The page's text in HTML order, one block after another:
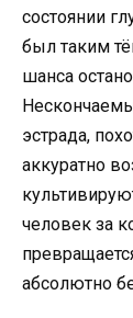
состоянии
был таким
шанса
эстрада,
аккуратно
человек за
абсолютно